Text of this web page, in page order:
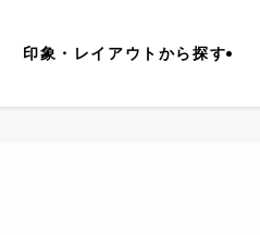
印象・レイアウトから探す